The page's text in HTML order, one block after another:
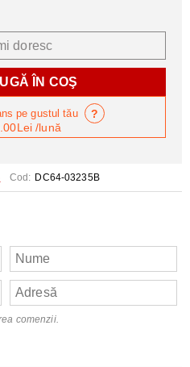
Cod: DC64-03235B
comenzii.
doresc
/lună
pe gustul tău ?